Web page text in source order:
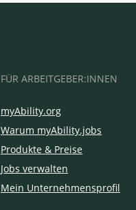
FÜR ARBEITGEBER:INNEN
myAbility.org
Warum myAbility.jobs
Produkte & Preise
Jobs verwalten
Mein Unternehmensprofil